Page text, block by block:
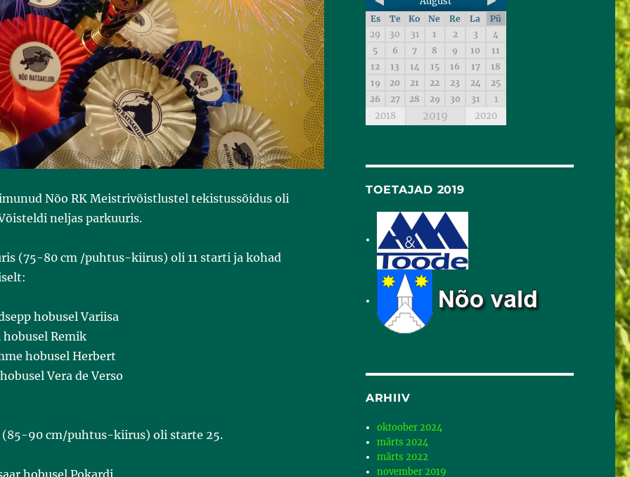
Nõo RK Meistrivõistlustel tekistussõidus oli
neljas parkuuris.
(75-80 cm /puhtus-kiirus) oli 11 starti ja kohad
hobusel Variisa
Remik
hobusel Herbert
Vera de Verso
(85-90 cm/puhtus-kiirus) oli starte 25.
Es Te Ko Ne Re La
Pü
29
30 31 1 2 3
4
5
6 7 8 9 10
11
12
13 14 15 16 17
18
19
20 21 22 23 24
25
26
27 28 29 30 31 1
2018 2019 2020
TOETAJAD 2019
ARHIIV
oktoober 2024
märts 2024
märts 2022
november 2019